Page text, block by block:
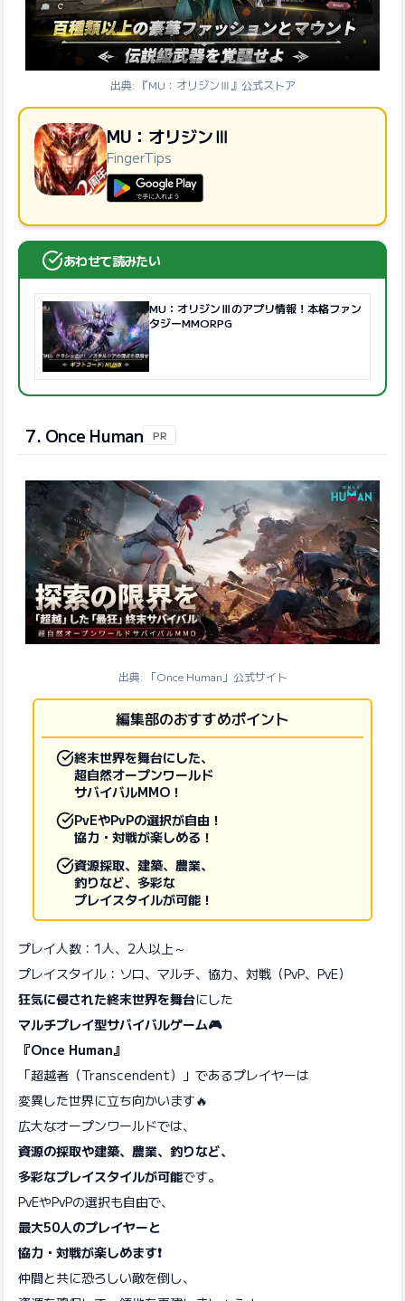
出典: 『MU：オリジンⅢ』公式ストア
MU：オリジンⅢ
FingerTips
あわせて読みたい
MU：オリジンⅢのアプリ情報！本格ファン
タジーMMORPG
7. Once Human PR
出典: 「Once Human」公式サイト
編集部のおすすめポイント
終末世界を舞台にした、
超自然オープンワールド
サバイバルMMO！
PvEやPvPの選択が自由！
協力・対戦が楽しめる！
資源採取、建築、農業、
釣りなど、多彩な
プレイスタイルが可能！
プレイ人数：1人、2人以上～
プレイスタイル：ソロ、マルチ、協力、対戦（PvP、PvE）
狂気に侵された終末世界を舞台にした
マルチプレイ型サバイバルゲーム🎮
『Once Human』
「超越者（Transcendent）」であるプレイヤーは
変異した世界に立ち向かいます🔥
広大なオープンワールドでは、
資源の採取や建築、農業、釣りなど、
多彩なプレイスタイルが可能です。
​PvEやPvPの選択も自由で、
最大50人のプレイヤーと
協力・対戦が楽しめます❗️
​仲間と共に恐ろしい敵を倒し、